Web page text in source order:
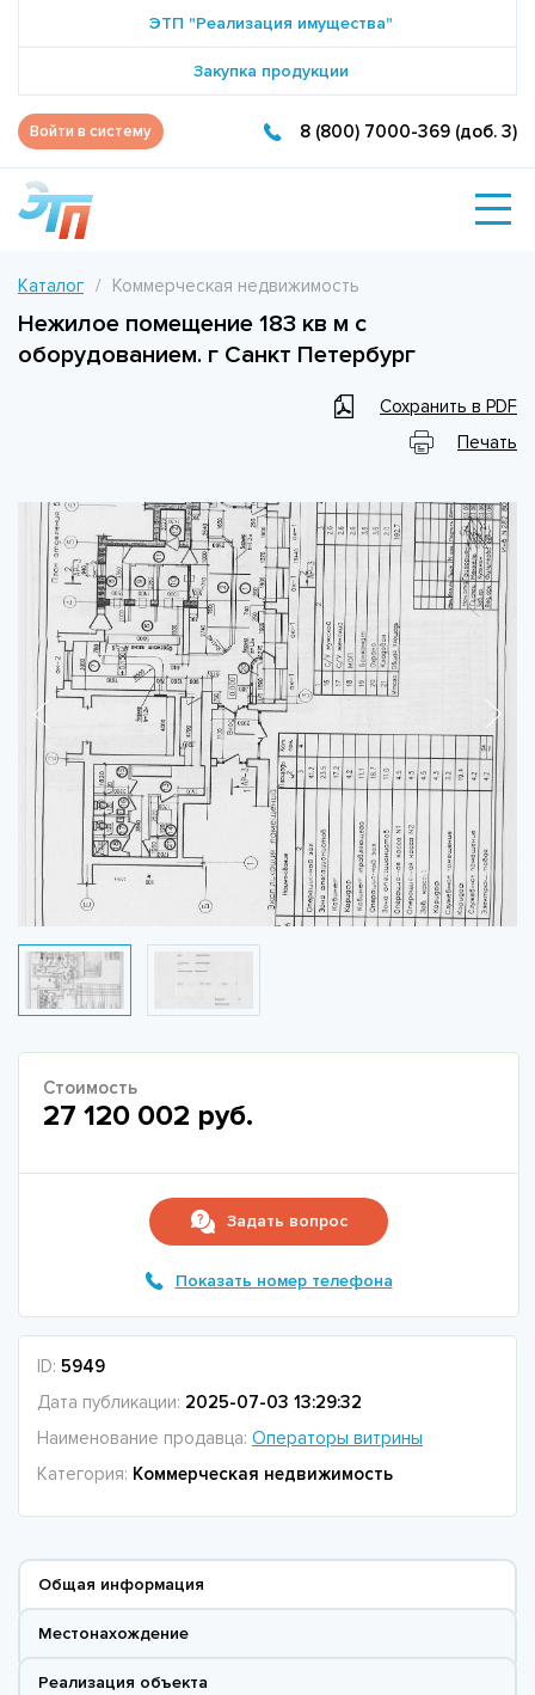
ЭТП "Реализация имущества"
Закупка продукции
Войти в систему 8 (800) 7000-369 (доб. 3)
Каталог Коммерческая недвижимость
Нежилое помещение 183 кв м с
оборудованием. г Санкт Петербург
Сохранить в PDF
Печать
Стоимость
27 120 002 руб.
Задать вопрос
Показать номер телефона
ID: 5949
Дата публикации: 2025-07-03 13:29:32
Наименование продавца: Операторы витрины
Категория: Коммерческая недвижимость
Общая информация
Местонахождение
Реализация объекта